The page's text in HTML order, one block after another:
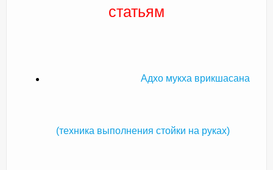
статьям
Адхо мукха врикшасана
(техника выполнения стойки на руках)